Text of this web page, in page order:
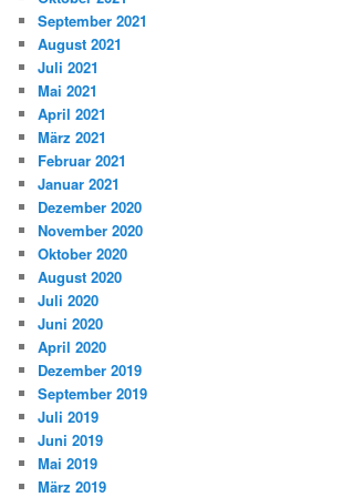
September 2021
August 2021
Juli 2021
Mai 2021
April 2021
März 2021
Februar 2021
Januar 2021
Dezember 2020
November 2020
Oktober 2020
August 2020
Juli 2020
Juni 2020
April 2020
Dezember 2019
September 2019
Juli 2019
Juni 2019
Mai 2019
März 2019